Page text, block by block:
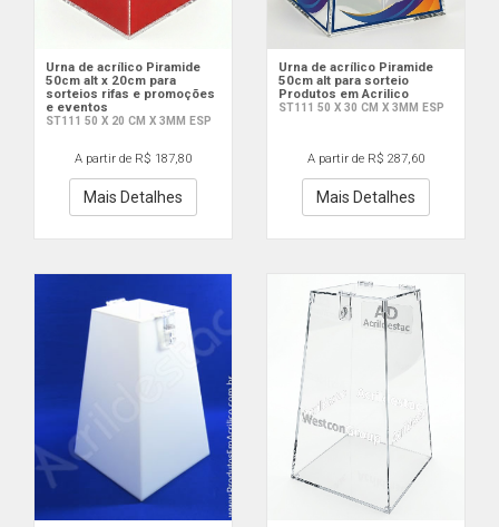
Urna de acrílico Piramide
50cm alt x 20cm para
sorteios rifas e promoções
e eventos
ST111 50 X 20 CM X 3MM ESP
A partir de R$ 187,80
Mais Detalhes
Urna de acrílico Piramide
50cm alt para sorteio
Produtos em Acrilico
ST111 50 X 30 CM X 3MM ESP
A partir de R$ 287,60
Mais Detalhes